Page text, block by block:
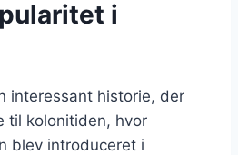
i
interessant historie, der
til kolonitiden, hvor
blev introduceret i